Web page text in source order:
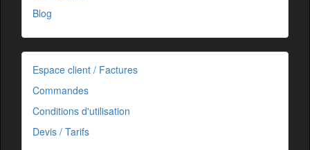
Blog
Espace client / Factures
Commandes
Conditions d'utilisation
Devis / Tarifs